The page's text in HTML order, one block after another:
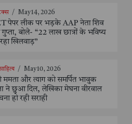
/ May 14, 2026
पेपर लीक पर भड़के AAP नेता शिव
गुप्ता, बोले- “22 लाख छात्रों के भविष्य
खिलवाड़”
/ May 10, 2026
ममता और त्याग को समर्पित भावुक
ने छुआ दिल, लेखिका मेघना वीरवाल
हो रही सराही